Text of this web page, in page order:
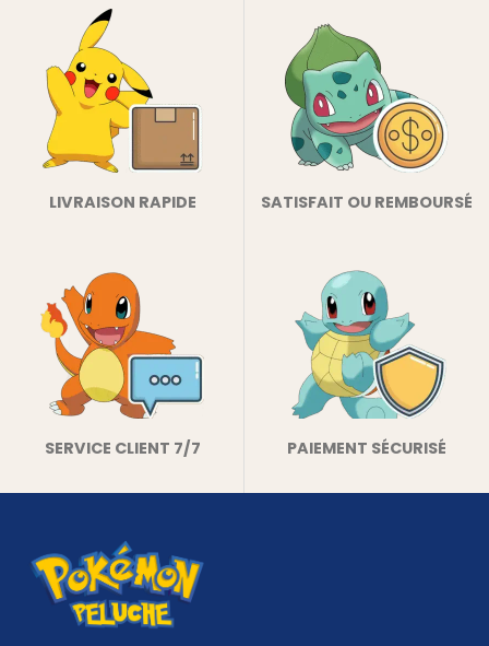
LIVRAISON RAPIDE SATISFAIT OU REMBOURSÉ
SERVICE CLIENT 7/7 PAIEMENT SÉCURISÉ